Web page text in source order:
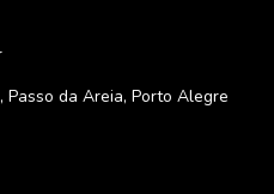
Passo da Areia, Porto Alegre